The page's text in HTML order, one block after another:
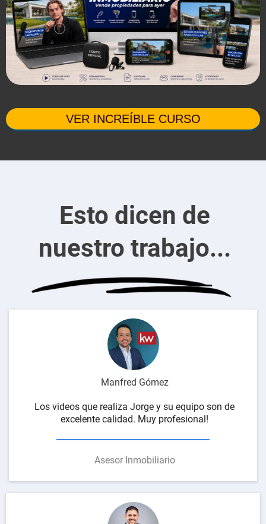
VER INCREÍBLE CURSO
Esto dicen de
nuestro trabajo...
Manfred Gómez
Los videos que realiza Jorge y su equipo son de
excelente calidad. Muy profesional!
Asesor Inmobiliario